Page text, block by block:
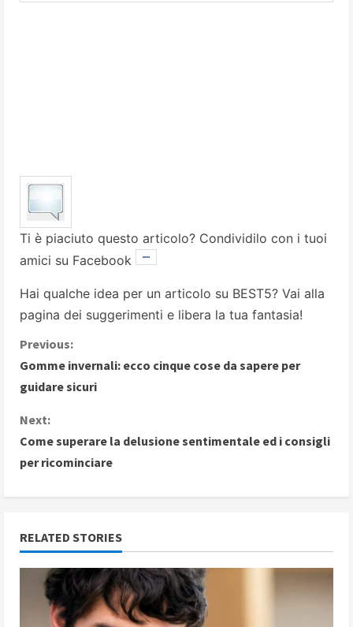
Ti è piaciuto questo articolo? Condividilo con i tuoi
amici su Facebook
Hai qualche idea per un articolo su BEST5? Vai alla
pagina dei suggerimenti e libera la tua fantasia!
C
o
n
t
u
Previous:
Gomme invernali: ecco cinque cose da sapere per
guidare sicuri
Next:
Come superare la delusione sentimentale ed i consigli
per ricominciare
RELATED STORIES